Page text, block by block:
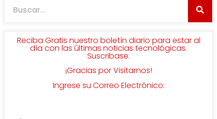
Reciba Gratis nuestro boletín diario para estar al
día con las últimas noticias tecnológicas.
Suscribase.
¡Gracias por Visitarnos!
Ingrese su Correo Electrónico: